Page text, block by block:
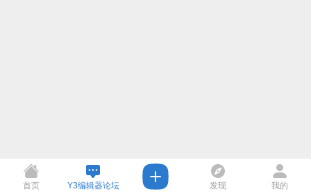
首页 Y3编辑器论坛 发现 我的